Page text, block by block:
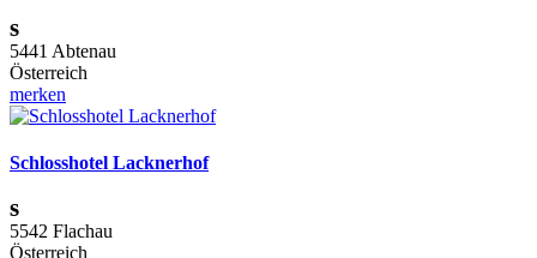
s
5441 Abtenau
Österreich
merken
Schlosshotel Lacknerhof
s
5542 Flachau
Österreich